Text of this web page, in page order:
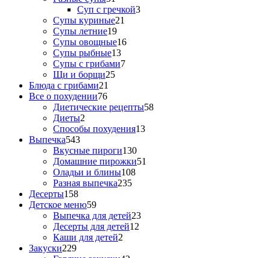
Суп с гречкой3
Супы куриные21
Супы летние19
Супы овощные16
Супы рыбные13
Супы с грибами7
Щи и борщи25
Блюда с грибами21
Все о похудении76
Диетические рецепты58
Диеты2
Способы похудения13
Выпечка543
Вкусные пироги130
Домашние пирожки51
Оладьи и блины108
Разная выпечка235
Десерты158
Детское меню59
Выпечка для детей23
Десерты для детей12
Каши для детей2
Закуски229